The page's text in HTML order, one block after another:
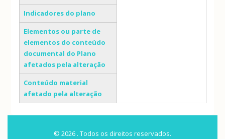
Indicadores do plano
Elementos ou parte de
elementos do conteúdo
documental do Plano
afetados pela alteração
Conteúdo material
afetado pela alteração
© 2026 . Todos os direitos reservados.